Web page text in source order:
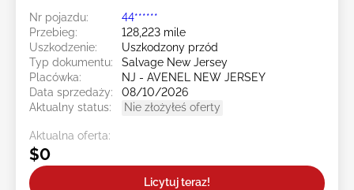
Nr pojazdu:
44******
Przebieg:
128,223 mile
Uszkodzenie:
Uszkodzony przód
Typ dokumentu:
Salvage New Jersey
Placówka:
NJ - AVENEL NEW JERSEY
Data sprzedaży:
08/10/2026
Aktualny status:
Nie złożyłeś oferty
Aktualna oferta:
$0
Licytuj teraz!